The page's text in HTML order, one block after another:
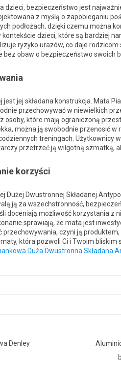
dzieci, bezpieczeństwo jest
z myślą o zapobieganiu
podłożach, dzięki czemu można
dzieci, które są bardziej
ryzyko urazów, co daje rodzicom
bez obaw o bezpieczeństwo swoich
jej składana konstrukcja. Mata
przechowywać w niewielkich
osoby, które mają ograniczoną
można ją swobodnie przenosić w
treningach. Użytkownicy
przetrzeć ją wilgotną szmatką,
korzyści
Dużej Dwustronnej Składanej
ją za wszechstronność,
doceniają możliwość korzystania z
sprawiają, że mata jest
przechowywania, czyni ją
która pozwoli Ci i Twoim bliskim
Duża Dwustronna Składana
Denley